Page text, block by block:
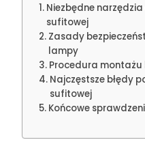
Niezbędne
sufitowej
Zasady
lampy
Procedura montażu
Najczęstsze błędy
sufitowej
Końcowe